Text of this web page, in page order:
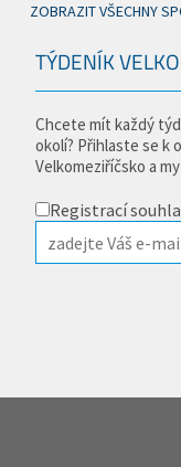
ZOBRAZIT VŠECHNY
TÝDENÍK
Chcete mít každý
okolí? Přihlaste se k
Velkomeziříčsko a
Registrací